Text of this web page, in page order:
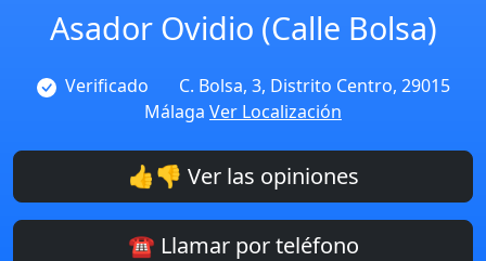
Asador Ovidio (Calle Bolsa)
Verificado
C. Bolsa, 3, Distrito Centro, 29015
Málaga Ver Localización
👍👎 Ver las opiniones
☎️ Llamar por teléfono